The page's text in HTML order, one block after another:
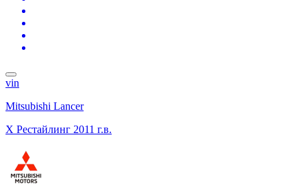
vin
Mitsubishi Lancer
X Рестайлинг 2011 г.в.